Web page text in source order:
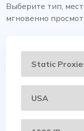
Выберите тип,
мгновенно